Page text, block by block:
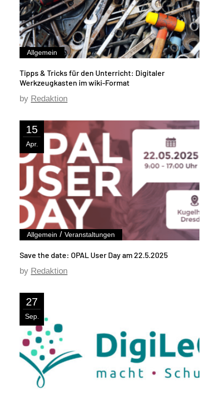
Allgemein
Tipps & Tricks für den Unterricht: Digitaler
Werkzeugkasten im wiki-Format
by Redaktion
15
Apr.
Allgemein /Veranstaltungen
Save the date: OPAL User Day am 22.5.2025
by Redaktion
27
Sep.